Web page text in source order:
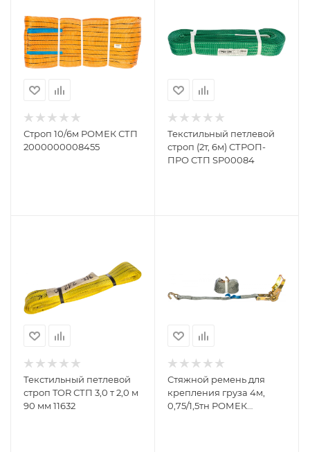
Строп 10/6м РОМЕК СТП
2000000008455
Текстильный петлевой
строп (2т, 6м) СТРОП-
ПРО СТП SP00084
Текстильный петлевой
строп TOR СТП 3,0 т 2,0 м
90 мм 11632
Стяжной ремень для
крепления груза 4м,
0,75/1,5тн РОМЕК